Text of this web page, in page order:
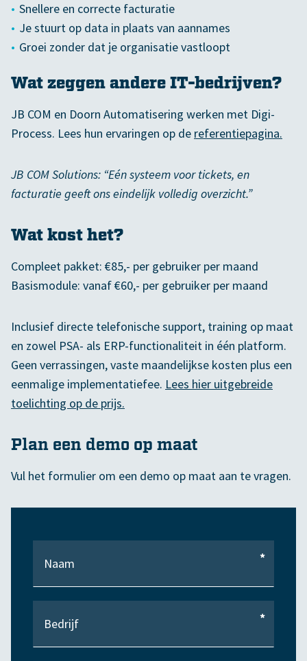
Snellere en correcte facturatie
Je stuurt op data in plaats van aannames
Groei zonder dat je organisatie vastloopt
Wat zeggen andere IT-bedrijven?
JB COM en Doorn Automatisering werken met Digi-
Process. Lees hun ervaringen op de referentiepagina.
JB COM Solutions: “Eén systeem voor tickets, en
facturatie geeft ons eindelijk volledig overzicht.”
Wat kost het?
Compleet pakket: €85,- per gebruiker per maand
Basismodule: vanaf €60,- per gebruiker per maand
Inclusief directe telefonische support, training op maat
en zowel PSA- als ERP-functionaliteit in één platform.
Geen verrassingen, vaste maandelijkse kosten plus een
eenmalige implementatiefee. Lees hier uitgebreide
toelichting op de prijs.
Plan een demo op maat
Vul het formulier om een demo op maat aan te vragen.
*
*